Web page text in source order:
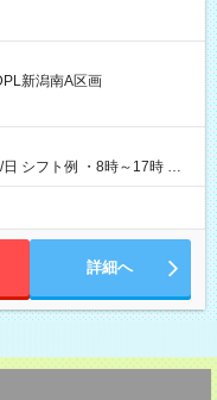
給 ※深夜割増賃金 (22:00～
用期間
態、給与は本採用時と同じ
新潟南A区画
シフト例 ・8時～17時 ・
詳細へ